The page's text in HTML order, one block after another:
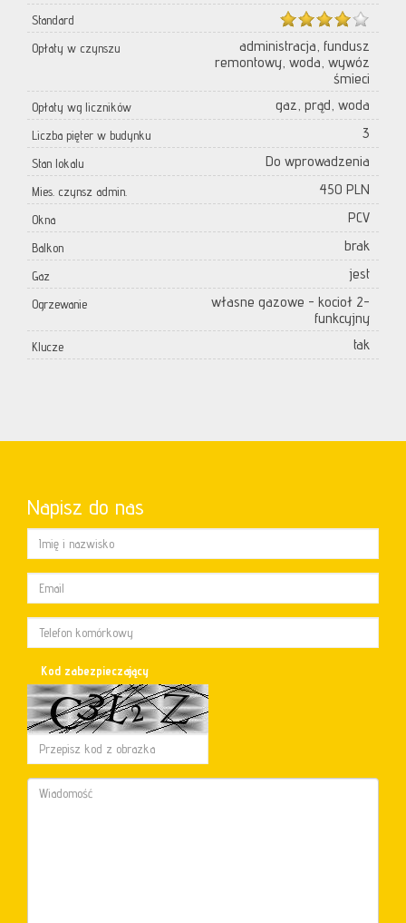
Standard
Opłaty w czynszu
administracja, fundusz
remontowy, woda, wywóz
śmieci
Opłaty wg liczników gaz, prąd, woda
Liczba pięter w budynku 3
Stan lokalu Do wprowadzenia
Mies. czynsz admin. 450 PLN
Okna PCV
Balkon brak
Gaz jest
Ogrzewanie
własne gazowe - kocioł 2-
funkcyjny
Klucze tak
Napisz do nas
Kod zabezpieczający